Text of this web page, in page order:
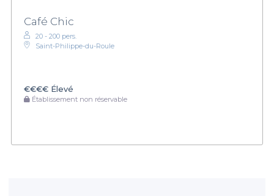
Café Chic
20 - 200 pers.
Saint-Philippe-du-Roule
€€€€ Élevé
Établissement non réservable